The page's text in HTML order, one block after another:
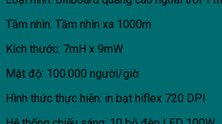
Tầm nhìn: Tầm nhìn xa 1000m
Kích thước: 7mH x 9mW
Mật độ: 100.000 người/giờ
Hình thức thực hiện: in bạt hiflex 720 DPI